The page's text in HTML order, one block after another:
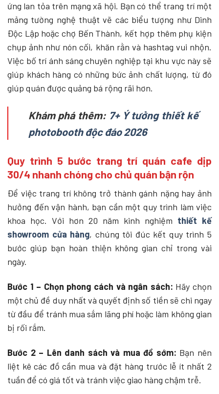
ứng lan tỏa trên mạng xã hội. Bạn có thể trang trí một
mảng tường nghệ thuật vẽ các biểu tượng như Dinh
Độc Lập hoặc chợ Bến Thành, kết hợp thêm phụ kiện
chụp ảnh như nón cối, khăn rằn và hashtag vui nhộn.
Việc bố trí ánh sáng chuyên nghiệp tại khu vực này sẽ
giúp khách hàng có những bức ảnh chất lượng, từ đó
giúp quán được quảng bá rộng rãi hơn.
Khám phá thêm: 7+ Ý tưởng thiết kế
photobooth độc đáo 2026
Quy trình 5 bước trang trí quán cafe dịp
30/4 nhanh chóng cho chủ quán bận rộn
Để việc trang trí không trở thành gánh nặng hay ảnh
hưởng đến vận hành, bạn cần một quy trình làm việc
khoa học. Với hơn 20 năm kinh nghiệm thiết kế
showroom cửa hàng, chúng tôi đúc kết quy trình 5
bước giúp bạn hoàn thiện không gian chỉ trong vài
ngày.
Bước 1 – Chọn phong cách và ngân sách: Hãy chọn
một chủ đề duy nhất và quyết định số tiền sẽ chi ngay
từ đầu để tránh mua sắm lãng phí hoặc làm không gian
bị rối rắm.
Bước 2 – Lên danh sách và mua đồ sớm: Bạn nên
liệt kê các đồ cần mua và đặt hàng trước lễ ít nhất 2
tuần để có giá tốt và tránh việc giao hàng chậm trễ.